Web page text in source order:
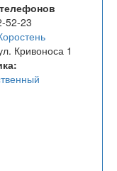
52-23
Кривоноса 1